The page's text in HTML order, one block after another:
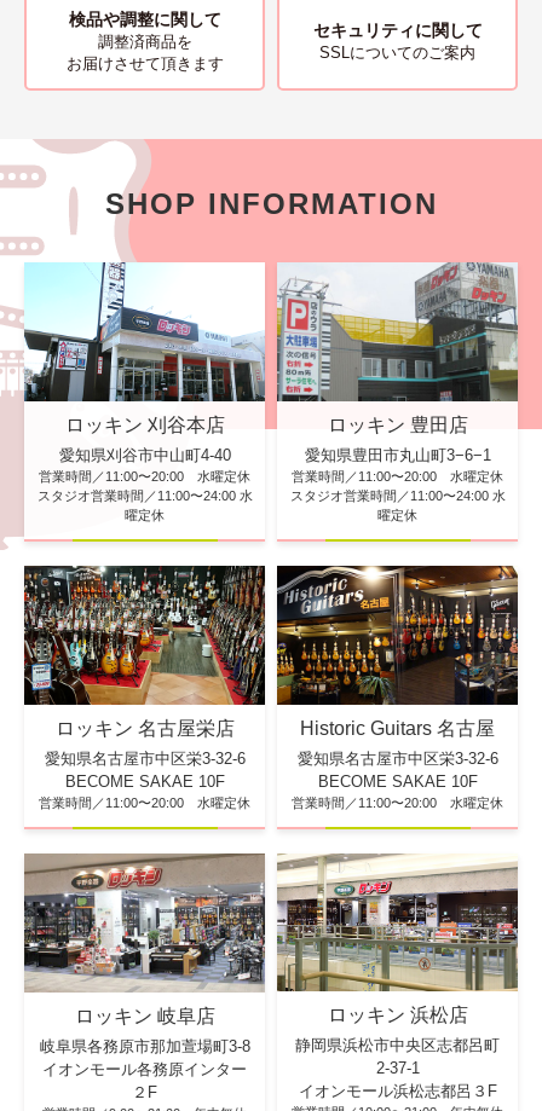
検品や調整に関して
調整済商品を
お届けさせて頂きます
セキュリティに関して
SSLについてのご案内
SHOP INFORMATION
ロッキン 刈谷本店
愛知県刈谷市中山町4-40
営業時間／11:00〜20:00 水曜定休
スタジオ営業時間／11:00〜24:00 水
曜定休
ロッキン 豊田店
愛知県豊田市丸山町3−6−1
営業時間／11:00〜20:00 水曜定休
スタジオ営業時間／11:00〜24:00 水
曜定休
ロッキン 名古屋栄店
愛知県名古屋市中区栄3-32-6
BECOME SAKAE 10F
営業時間／11:00〜20:00 水曜定休
Historic Guitars 名古屋
愛知県名古屋市中区栄3-32-6
BECOME SAKAE 10F
営業時間／11:00〜20:00 水曜定休
ロッキン 岐阜店
岐阜県各務原市那加萱場町3-8
イオンモール各務原インター
２F
ロッキン 浜松店
静岡県浜松市中央区志都呂町
2-37-1
イオンモール浜松志都呂３F